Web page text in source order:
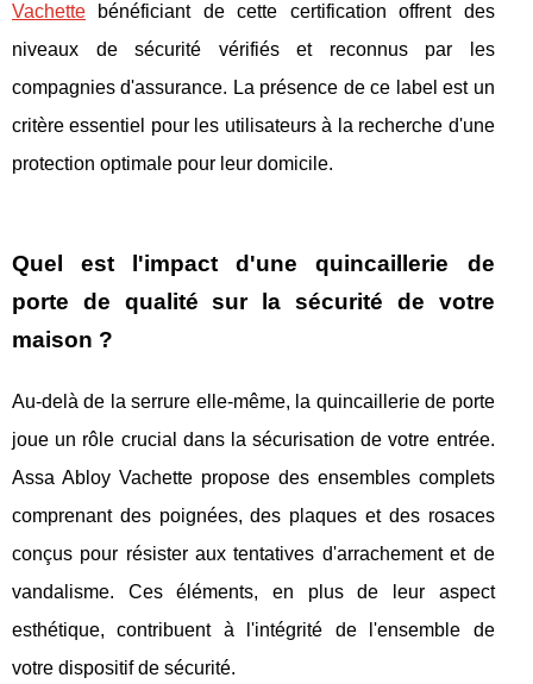
Vachette bénéficiant de cette certification offrent des
niveaux de sécurité vérifiés et reconnus par les
compagnies d'assurance. La présence de ce label est un
critère essentiel pour les utilisateurs à la recherche d'une
protection optimale pour leur domicile.
Quel est l'impact d'une quincaillerie de
porte de qualité sur la sécurité de votre
maison ?
Au-delà de la serrure elle-même, la quincaillerie de porte
joue un rôle crucial dans la sécurisation de votre entrée.
Assa Abloy Vachette propose des ensembles complets
comprenant des poignées, des plaques et des rosaces
conçus pour résister aux tentatives d'arrachement et de
vandalisme. Ces éléments, en plus de leur aspect
esthétique, contribuent à l'intégrité de l'ensemble de
votre dispositif de sécurité.